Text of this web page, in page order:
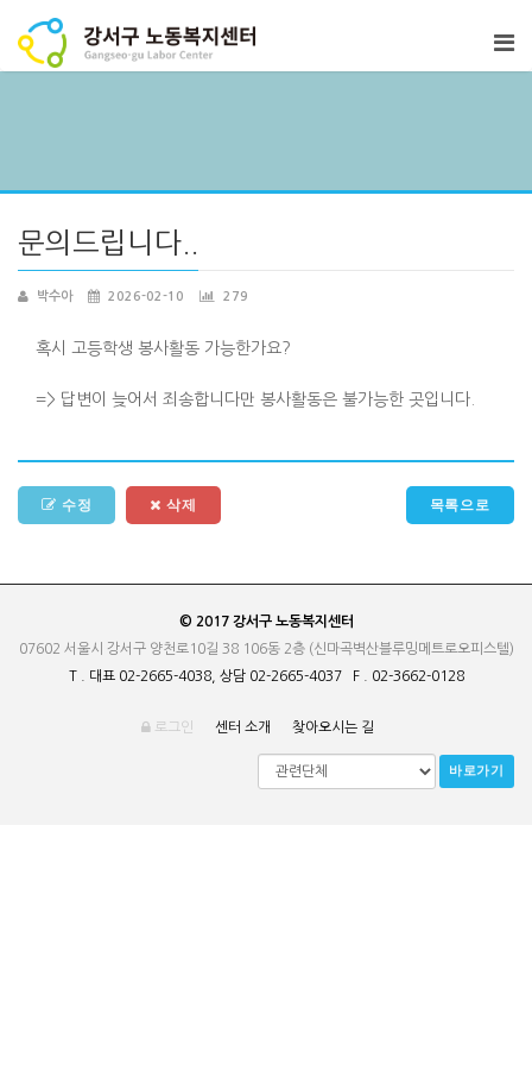
문의드립니다..
박수아 2026-02-10 279
혹시 고등학생 봉사활동 가능한가요?
=> 답변이 늦어서 죄송합니다만 봉사활동은 불가능한 곳입니다.
목록으로
수정 삭제
© 2017 강서구 노동복지센터
07602 서울시 강서구 양천로10길 38 106동 2층 (신마곡벽산블루밍메트로오피스텔)
T . 대표 02-2665-4038, 상담 02-2665-4037 F . 02-3662-0128
로그인 센터 소개 찾아오시는 길
바로가기